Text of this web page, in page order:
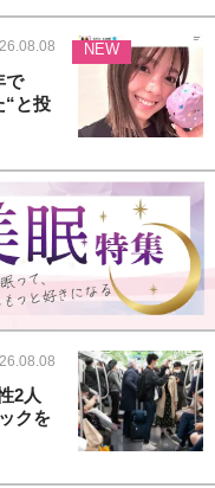
で
“と投
NEW
2人
クを